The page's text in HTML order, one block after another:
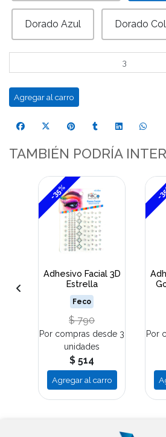
Dorado Azul Dorado
Agregar al carro
TAMBIÉN PODRÍA
-35%
Adhesivo Facial 3D
Estrella
Feco
$ 790
Por compras desde 3
unidades
$ 514
Agregar al carro
-
Por